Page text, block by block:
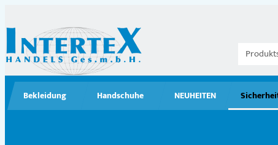
Bekleidung Handschuhe NEUHEITEN